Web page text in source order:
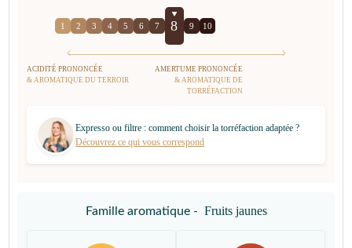
1 2 3 4 5 6 7 8 9 10
ACIDITÉ PRONONCÉE
& AROMATIQUE DU TERROIR
AMERTUME PRONONCÉE
& AROMATIQUE DE
TORRÉFACTION
Expresso ou filtre : comment choisir la torréfaction adaptée ?
Découvrez ce qui vous correspond
Famille aromatique - Fruits jaunes